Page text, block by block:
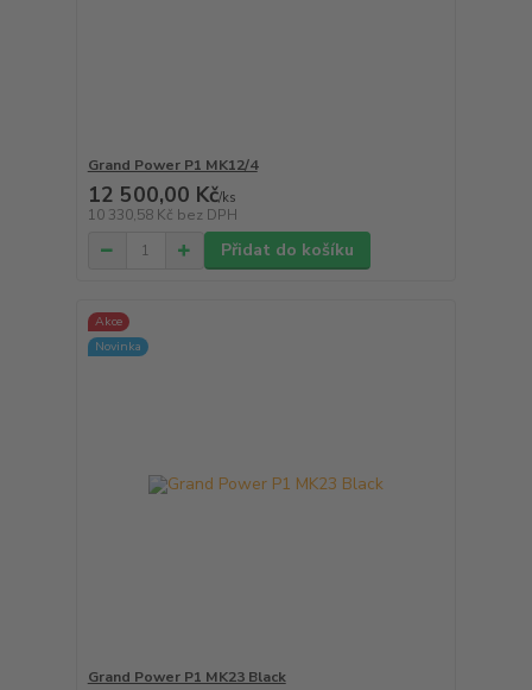
Grand Power P1 MK12/4
12 500,00 Kč/ks
10 330,58 Kč bez DPH
Přidat do košíku
Akce
Novinka
Grand Power P1 MK23 Black